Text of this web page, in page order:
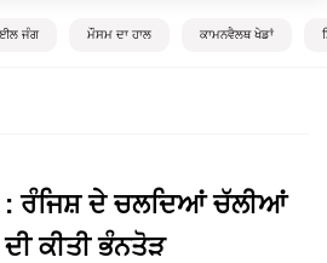
ਜੰਗ ਮੌਸਮ ਦਾ ਹਾਲ ਕਾਮਨਵੈਲਥ ਖੇਡਾਂ
: ਰੰਜਿਸ਼ ਦੇ ਚਲਦਿਆਂ ਚੱਲੀਆਂ
ਕੀਤੀ ਭੰਨਤੋੜ